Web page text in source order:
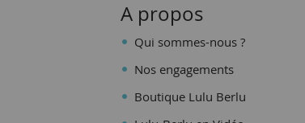
A propos
Qui sommes-nous ?
Nos engagements
Boutique Lulu Berlu